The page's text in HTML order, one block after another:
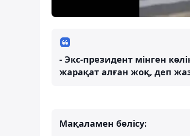
- Экс-президент мінген
жарақат алған жоқ, деп
Мақаламен бөлісу: